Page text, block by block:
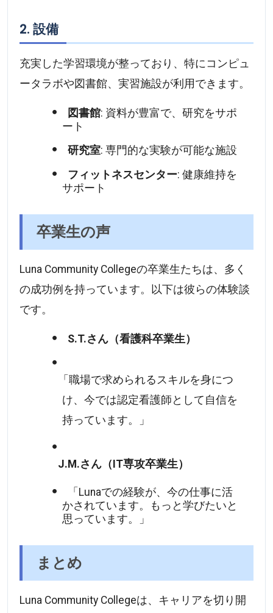
2. 設備
充実した学習環境が整っており、特にコンピュ
ータラボや図書館、実習施設が利用できます。
図書館: 資料が豊富で、研究をサポ
ート
研究室: 専門的な実験が可能な施設
フィットネスセンター: 健康維持を
サポート
卒業生の声
Luna Community Collegeの卒業生たちは、多く
の成功例を持っています。以下は彼らの体験談
です。
S.T.さん（看護科卒業生）
「職場で求められるスキルを身につ
け、今では認定看護師として自信を
持っています。」
J.M.さん（IT専攻卒業生）
「Lunaでの経験が、今の仕事に活
かされています。もっと学びたいと
思っています。」
まとめ
Luna Community Collegeは、キャリアを切り開